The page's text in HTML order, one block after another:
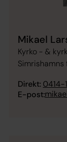
Mikael
Kyrko - &
Simrishamns
Direkt: 0414-
E-post: